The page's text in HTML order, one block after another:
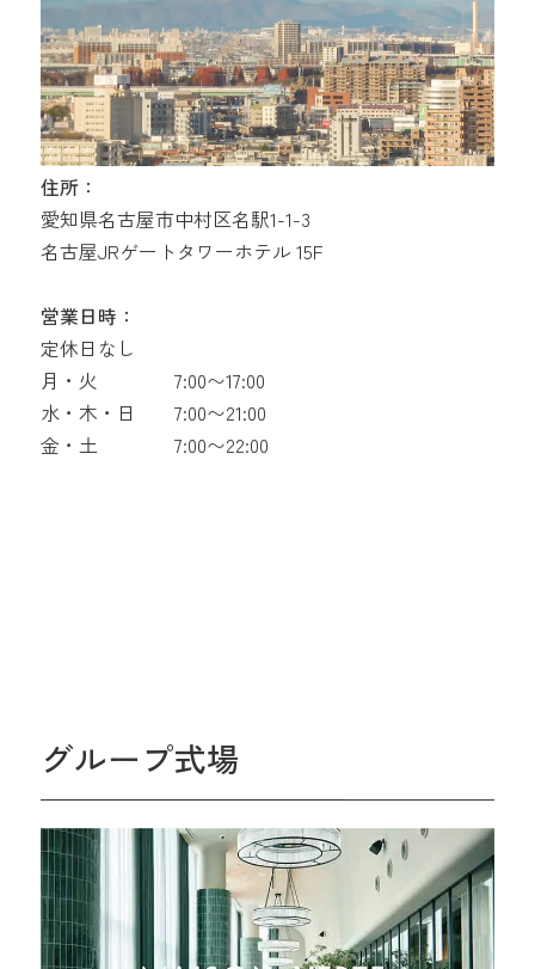
住所：
愛知県名古屋市中村区名駅1-1-3
名古屋JRゲートタワーホテル 15F
営業日時：
定休日なし
月・火
7:00〜17:00
水・木・日
7:00〜21:00
金・土
7:00〜22:00
グループ式場